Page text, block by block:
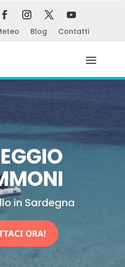
Blog Contatti
in Sardegna
ORA!